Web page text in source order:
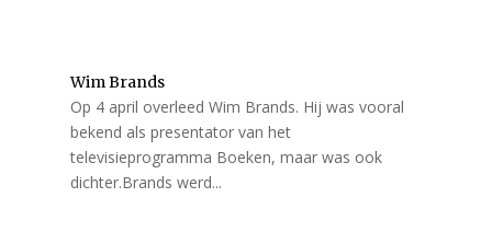
Wim Brands
Op 4 april overleed Wim Brands. Hij was vooral
bekend als presentator van het
televisieprogramma Boeken, maar was ook
dichter.Brands werd...